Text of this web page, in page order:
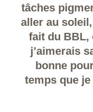
tâches
aller au
fait du BBL,
j’aimerais
bonne
temps que